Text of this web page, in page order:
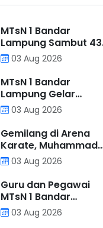
MTsN 1 Bandar
Lampung Sambut 43
Mahasiswa PPL UIN
Raden Intan Lampung,
Perkuat Sinergi
Mencetak Calon
Pendidik Profesional
03 Aug 2026
MTsN 1 Bandar
Lampung Gelar
Upacara Bendera,
Tanamkan Nilai Positif
Melalui Filosofi
Operasi Penjumlahan
03 Aug 2026
Gemilang di Arena
Karate, Muhammad
Gibran Khalfani
Gavoer Dinobatkan
sebagai Murid
Berprestasi Pekan Ini
di MTsN 1 Bandar
Lampung
03 Aug 2026
Guru dan Pegawai
MTsN 1 Bandar
Lampung Perkuat
Kebersamaan Melalui
03 Aug 2026